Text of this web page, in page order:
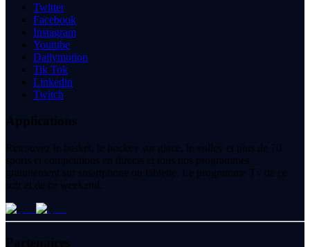
Twitter
Facebook
Instagram
Youtube
Dailymotion
Tik Tok
Linkedin
Twitch
Applications
Retrouvez le basket, le hockey sur glace, le volley et plus de 70
sports et compétitions en directs et tous nos programmes
gratuitement sur smartphone ou tablette. Le programme Tv de ce
soir et de ce weekend.
Partenaires